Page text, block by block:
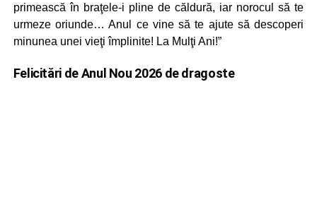
primească în braţele-i pline de căldură, iar norocul să te
urmeze oriunde… Anul ce vine să te ajute să descoperi
minunea unei vieţi împlinite! La Mulţi Ani!”
Felicitări de Anul Nou 2026 de dragoste